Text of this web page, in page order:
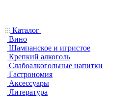
Каталог
Вино
Шампанское и игристое
Крепкий алкоголь
Слабоалкогольные напитки
Гастрономия
Аксессуары
Литература